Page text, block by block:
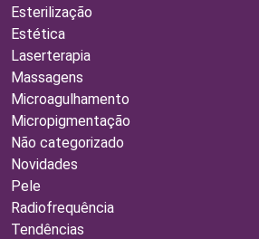
Esterilização
Estética
Laserterapia
Massagens
Microagulhamento
Micropigmentação
Não categorizado
Novidades
Pele
Radiofrequência
Tendências